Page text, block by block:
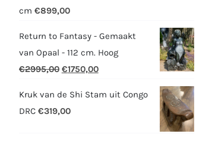
cm €899,00
Return to Fantasy - Gemaakt
van Opaal - 112 cm. Hoog
€2995,00 Oorspronkelijke
was:
€2995,00.
€1750,00Huidige
Kruk van de Shi Stam uit Congo
DRC €319,00